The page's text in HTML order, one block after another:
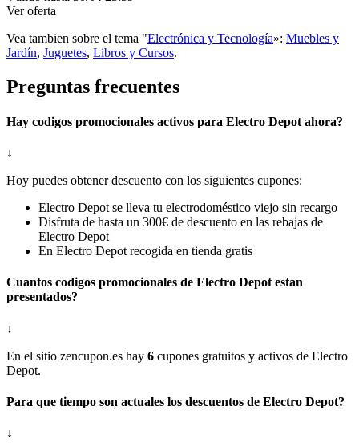
Ver oferta
Vea tambien sobre el tema "Electrónica y Tecnología»: Muebles y
Jardín, Juguetes, Libros y Cursos.
Preguntas frecuentes
Hay codigos promocionales activos para Electro Depot ahora?
↓
Hoy puedes obtener descuento con los siguientes cupones:
Electro Depot se lleva tu electrodoméstico viejo sin recargo
Disfruta de hasta un 300€ de descuento en las rebajas de
Electro Depot
En Electro Depot recogida en tienda gratis
Cuantos codigos promocionales de Electro Depot estan
presentados?
↓
En el sitio zencupon.es hay 6 cupones gratuitos y activos de Electro
Depot.
Para que tiempo son actuales los descuentos de Electro Depot?
↓